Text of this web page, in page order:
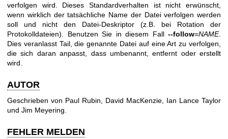
verfolgen wird. Dieses Standardverhalten ist nicht erwünscht,
wenn wirklich der tatsächliche Name der Datei verfolgen werden
soll und nicht den Datei‐Deskriptor (z.B. bei Rotation der
Protokolldateien). Benutzen Sie in diesem Fall --follow=NAME.
Dies veranlasst Tail, die genannte Datei auf eine Art zu verfolgen,
die sich daran anpasst, dass umbenannt, entfernt oder erstellt
wird.
AUTOR
Geschrieben von Paul Rubin, David MacKenzie, Ian Lance Taylor
und Jim Meyering.
FEHLER MELDEN